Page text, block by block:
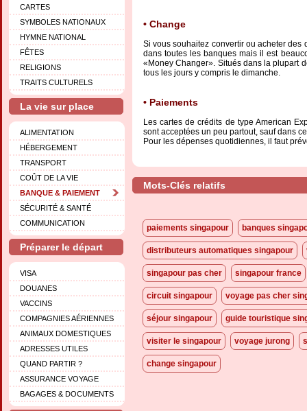
CARTES
SYMBOLES NATIONAUX
HYMNE NATIONAL
FÊTES
RELIGIONS
TRAITS CULTURELS
La vie sur place
ALIMENTATION
HÉBERGEMENT
TRANSPORT
COÛT DE LA VIE
BANQUE & PAIEMENT
SÉCURITÉ & SANTÉ
COMMUNICATION
Préparer le départ
VISA
DOUANES
VACCINS
COMPAGNIES AÉRIENNES
ANIMAUX DOMESTIQUES
ADRESSES UTILES
QUAND PARTIR ?
ASSURANCE VOYAGE
BAGAGES & DOCUMENTS
Change
Si vous souhaitez convertir ou acheter des
dans toutes les banques mais il est
«Money Changer». Situés dans la plupart
tous les jours y compris le dimanche.
Paiements
Les cartes de crédits de type American
sont acceptées un peu partout, sauf dans
Pour les dépenses quotidiennes, il faut
Mots-Clés relatifs
paiements singapour banques
distributeurs automatiques singapour
singapour pas cher singapour france
circuit singapour voyage pas cher
séjour singapour guide touristique
visiter le singapour voyage jurong
change singapour